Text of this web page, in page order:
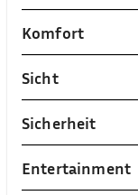
Komfort
Sicht
Sicherheit
Entertainment